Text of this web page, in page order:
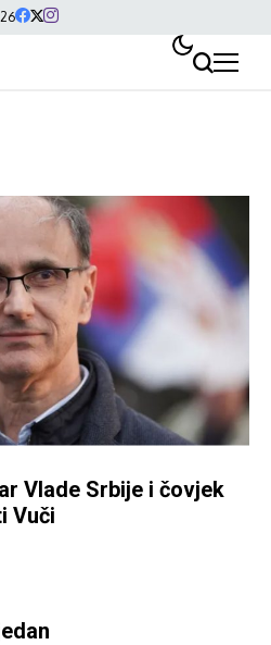
Vlade Srbije i čovjek
Vuči